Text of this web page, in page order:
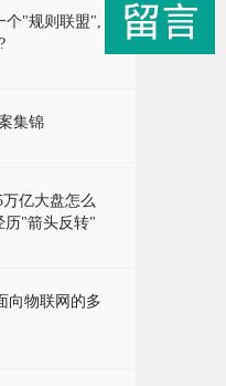
个"规则联盟",
集锦
亿大盘怎么
历"箭头反转"
向物联网的多